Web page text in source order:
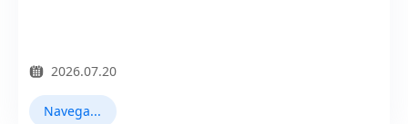
2026.07.20
Navegadores antidetect